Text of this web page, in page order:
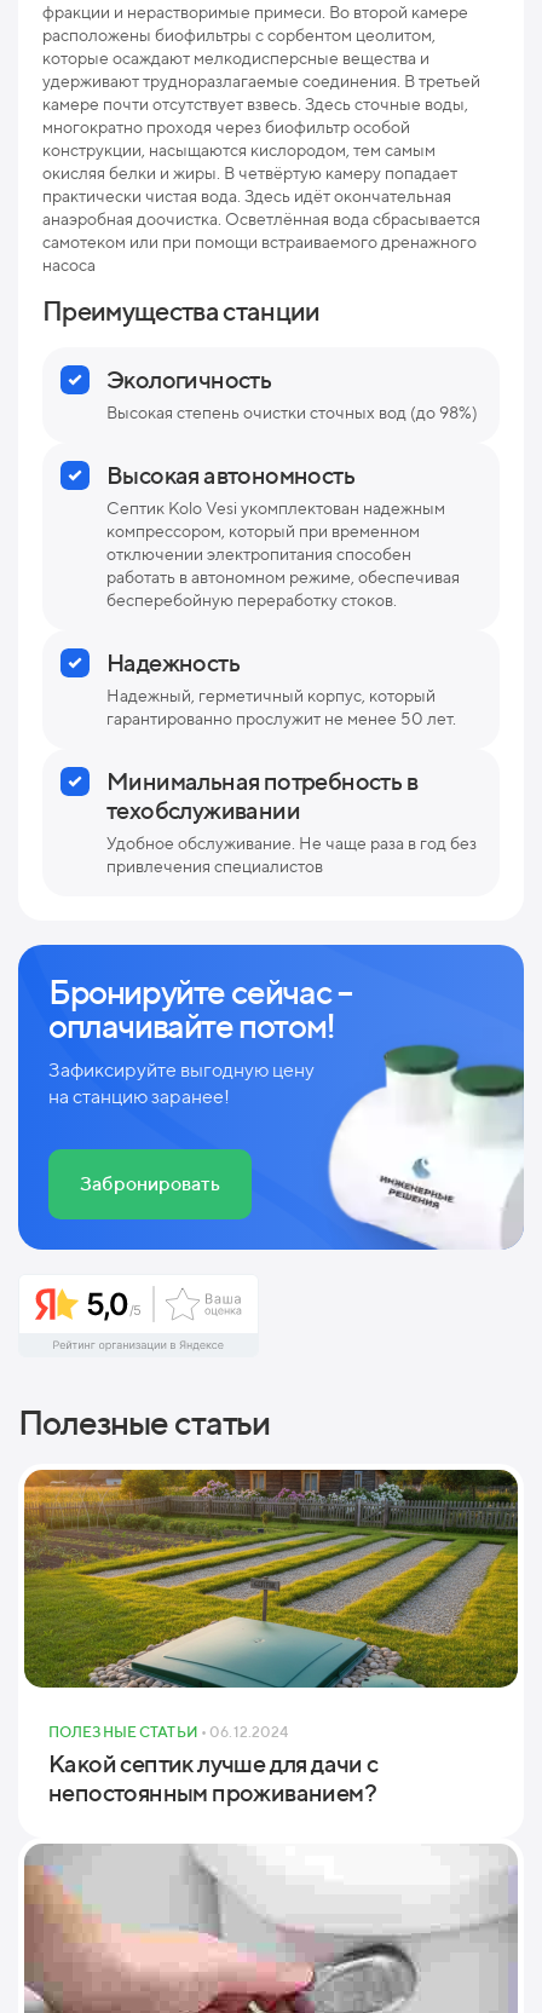
фракции и нерастворимые примеси. Во второй камере
расположены биофильтры с сорбентом цеолитом,
которые осаждают мелкодисперсные вещества и
удерживают трудноразлагаемые соединения. В третьей
камере почти отсутствует взвесь. Здесь сточные воды,
многократно проходя через биофильтр особой
конструкции, насыщаются кислородом, тем самым
окисляя белки и жиры. В четвёртую камеру попадает
практически чистая вода. Здесь идёт окончательная
анаэробная доочистка. Осветлённая вода сбрасывается
самотеком или при помощи встраиваемого дренажного
насоса
Преимущества станции
Экологичность
Высокая степень очистки сточных вод (до 98%)
Высокая автономность
Септик Kolo Vesi укомплектован надежным
компрессором, который при временном
отключении электропитания способен
работать в автономном режиме, обеспечивая
бесперебойную переработку стоков.
Надежность
Надежный, герметичный корпус, который
гарантированно прослужит не менее 50 лет.
Минимальная потребность в
техобслуживании
Удобное обслуживание. Не чаще раза в год без
привлечения специалистов
Бронируйте сейчас –
оплачивайте потом!
Зафиксируйте выгодную цену
на станцию заранее!
Забронировать
Полезные статьи
ПОЛЕЗНЫЕ СТАТЬИ • 06.12.2024
Какой септик лучше для дачи с
непостоянным проживанием?